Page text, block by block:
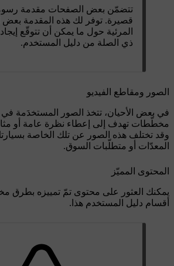
تتضمّن بعض الصفحات مقدمة
قصيرة. توفر لك هذه المقدمة بعض
المرئية حول ما يمكن أن تتوقّع
ذي الصلة من دليل المستخدم.
الصور ومقاطع الفيديو
في بعض الأحيان، تتخذ الصور المستخدَمة
مخطّطات تهدف إلى إعطاء نظرة عامة أو
وقد تختلف هذه الصور عن تلك الخاصة
المعدّات أو متطلّبات السوق.
المحتوى المميّز
يمكنك العثور على محتوى تمّ تمييزه بطرق
أقسام دليل المستخدم هذا.